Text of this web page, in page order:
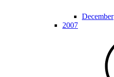
December
2007